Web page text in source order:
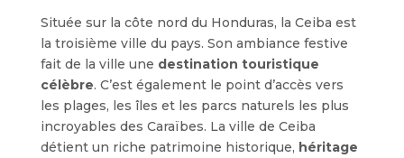
Située sur la côte nord du Honduras, la Ceiba est
la troisième ville du pays. Son ambiance festive
fait de la ville une destination touristique
célèbre. C’est également le point d’accès vers
les plages, les îles et les parcs naturels les plus
incroyables des Caraïbes. La ville de Ceiba
détient un riche patrimoine historique, héritage